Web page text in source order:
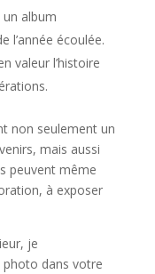
un album
l’année écoulée.
valeur l’histoire
non seulement un
mais aussi
peuvent même
à exposer
je
photo dans votre